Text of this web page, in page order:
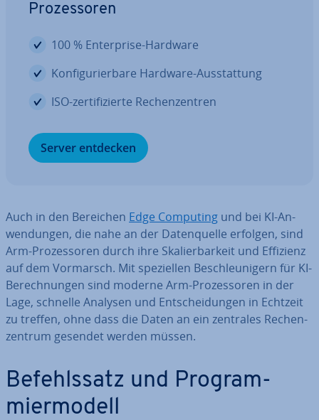
Pro­zes­so­ren
100 % En­ter­pri­se-Hardware
Kon­fi­gu­rier­ba­re Hardware-Aus­stat­tung
ISO-zer­ti­fi­zier­te Re­chen­zen­tren
Server entdecken
Auch in den Bereichen Edge Computing und bei KI-An­
wen­dun­gen, die nahe an der Da­ten­quel­le erfolgen, sind
Arm-Pro­zes­so­ren durch ihre Ska­lier­bar­keit und Effizienz
auf dem Vormarsch. Mit spe­zi­el­len Be­schleu­ni­gern für KI-
Be­rech­nun­gen sind moderne Arm-Pro­zes­so­ren in der
Lage, schnelle Analysen und Ent­schei­dun­gen in Echtzeit
zu treffen, ohne dass die Daten an ein zentrales Re­chen­
zen­trum gesendet werden müssen.
Be­fehls­satz und Pro­gram­
mier­mo­dell